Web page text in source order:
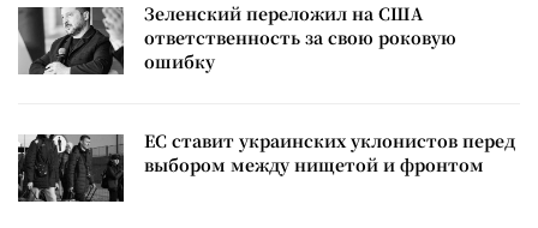
Зеленский переложил на США
ответственность за свою роковую
ошибку
ЕС ставит украинских уклонистов перед
выбором между нищетой и фронтом